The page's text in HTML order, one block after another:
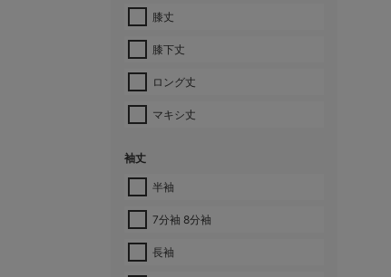
膝丈
膝下丈
ロング丈
マキシ丈
袖丈
半袖
7分袖 8分袖
長袖